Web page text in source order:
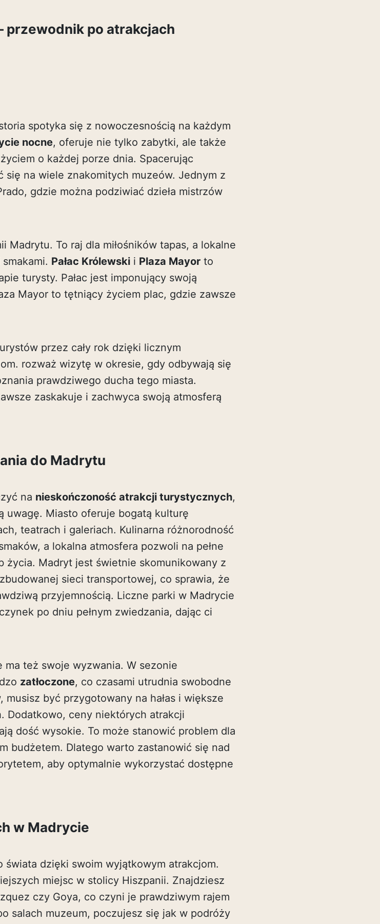
przewodnik po atrakcjach
spotyka się z nowoczesnością na każdym
nocne, oferuje nie tylko zabytki, ale także
o każdej porze dnia. Spacerując
się na wiele znakomitych muzeów. Jednym z
gdzie można podziwiać dzieła mistrzów
Madrytu. To raj dla miłośników tapas, a lokalne
Pałac Królewski i Plaza Mayor to
turysty. Pałac jest imponujący swoją
Mayor to tętniący życiem plac, gdzie zawsze
przez cały rok dzięki licznym
rozważ wizytę w okresie, gdy odbywają się
prawdziwego ducha tego miasta.
zaskakuje i zachwyca swoją atmosferą
do Madrytu
na nieskończoność atrakcji turystycznych,
uwagę. Miasto oferuje bogatą kulturę
teatrach i galeriach. Kulinarna różnorodność
a lokalna atmosfera pozwoli na pełne
życia. Madryt jest świetnie skomunikowany z
sieci transportowej, co sprawia, że
przyjemnością. Liczne parki w Madrycie
po dniu pełnym zwiedzania, dając ci
też swoje wyzwania. W sezonie
zatłoczone, co czasami utrudnia swobodne
być przygotowany na hałas i większe
Dodatkowo, ceny niektórych atrakcji
dość wysokie. To może stanowić problem dla
budżetem. Dlatego warto zastanowić się nad
aby optymalnie wykorzystać dostępne
w Madrycie
świata dzięki swoim wyjątkowym atrakcjom.
miejsc w stolicy Hiszpanii. Znajdziesz
czy Goya, co czyni je prawdziwym rajem
salach muzeum, poczujesz się jak w podróży